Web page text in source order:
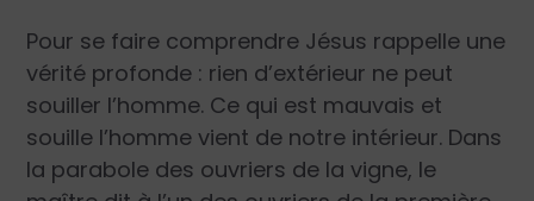
Pour se faire comprendre Jésus rappelle une
vérité profonde : rien d’extérieur ne peut
souiller l’homme. Ce qui est mauvais et
souille l’homme vient de notre intérieur. Dans
la parabole des ouvriers de la vigne, le